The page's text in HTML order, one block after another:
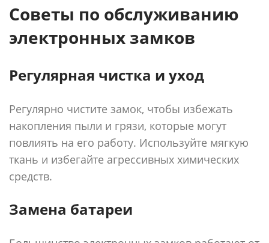
Советы по обслуживанию
электронных замков
Регулярная чистка и уход
Регулярно чистите замок, чтобы избежать
накопления пыли и грязи, которые могут
повлиять на его работу. Используйте мягкую
ткань и избегайте агрессивных химических
средств.
Замена батареи